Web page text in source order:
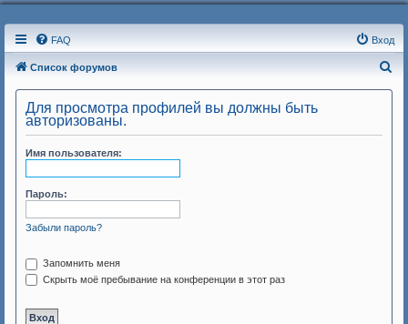
FAQ Вход
Список форумов
Для просмотра профилей вы должны быть
авторизованы.
Имя пользователя:
Пароль:
Забыли пароль?
Запомнить меня
Скрыть моё пребывание на конференции в этот раз